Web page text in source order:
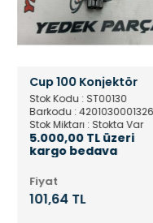
Cup 100 Konjektör
Stok Kodu : ST00130
Barkodu : 4201030001326
Stok Miktarı : Stokta Var
5.000,00 TL üzeri
kargo bedava
Fiyat
101,64 TL